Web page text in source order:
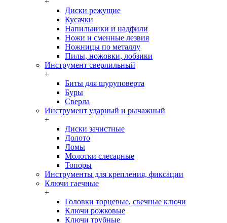
Диски режущие
Кусачки
Напильники и надфили
Ножи и сменные лезвия
Ножницы по металлу
Пилы, ножовки, лобзики
Инструмент сверлильный
+
Биты для шуруповерта
Буры
Сверла
Инструмент ударный и рычажный
+
Диски зачистные
Долото
Ломы
Молотки слесарные
Топоры
Инструменты для крепления, фиксации
Ключи гаечные
+
Головки торцевые, свечные ключи
Ключи рожковые
Ключи трубные